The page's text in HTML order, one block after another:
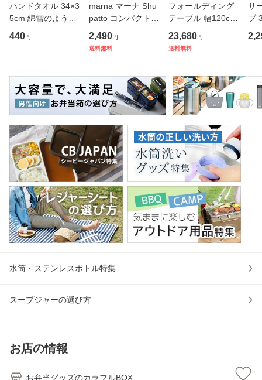
ハンドタオル 34×3
5cm 綿雪のような
タオル ベルベット
カラー （ タオル
ンカチ 洗面タオル
綿 コッ
440円
marna マーナ Shu
patto コンパクトバ
ッグ M／2020 S46
7 （ シュパット エ
コバッグ マイバッ
物バッグ 洗濯可能
北欧 コ
2,490円
送料無料
フォールディング
テーブル 幅120cm
奥行き45cm キャ
スター付き 折りた
たみ （ 法人限定
ッキング 会議机 ミ
ーティング
23,680円
送料無料
サ
プ
フ
ス
マ
保
水筒・ステンレスボトル特集
スープジャーの選び方
お店の情報
お弁当グッズのカラフルBOX